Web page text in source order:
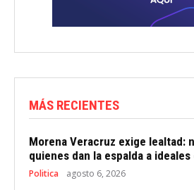
MÁS RECIENTES
Morena Veracruz exige lealtad:
quienes dan la espalda a ideales
Politica agosto 6, 2026